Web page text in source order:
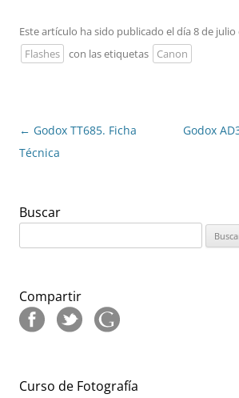
Este artículo ha sido publicado el día 8 de julio
Flashes
con las etiquetas Canon
Navegación
de
← Godox TT685. Ficha
Técnica
Godox
Buscar
Compartir
Curso de Fotografía